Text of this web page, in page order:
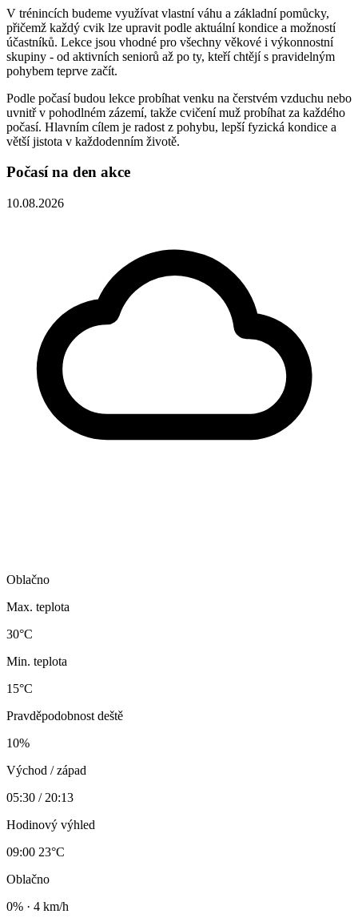
V trénincích budeme využívat vlastní váhu a základní pomůcky,
přičemž každý cvik lze upravit podle aktuální kondice a možností
účastníků. Lekce jsou vhodné pro všechny věkové i výkonnostní
skupiny - od aktivních seniorů až po ty, kteří chtějí s pravidelným
pohybem teprve začít.
Podle počasí budou lekce probíhat venku na čerstvém vzduchu nebo
uvnitř v pohodlném zázemí, takže cvičení muž probíhat za každého
počasí. Hlavním cílem je radost z pohybu, lepší fyzická kondice a
větší jistota v každodenním životě.
Počasí na den akce
10.08.2026
Oblačno
Max. teplota
30°C
Min. teplota
15°C
Pravděpodobnost deště
10%
Východ / západ
05:30 / 20:13
Hodinový výhled
09:00 23°C
Oblačno
0% · 4 km/h